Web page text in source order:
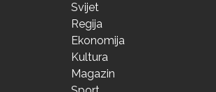
Svijet
Regija
Ekonomija
Kultura
Magazin